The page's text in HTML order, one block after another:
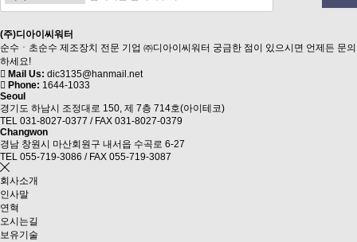
(주)디아이씨워터
순수ㆍ초순수 제조장치 전문 기업 ㈜디아이씨워터 궁금한 점이 있으시면 언제든 문의
하세요!
Mail Us: dic3135@hanmail.net
Phone: 1644-1033
Seoul
경기도 하남시 조정대로 150, 제 7층 714호(아이테코)
TEL 031-8027-0377 / FAX 031-8027-0379
Changwon
경남 창원시 마산회원구 내서읍 수곡로 6-27
TEL 055-719-3086 / FAX 055-719-3087
회사소개
인사말
연혁
오시는길
보유기술